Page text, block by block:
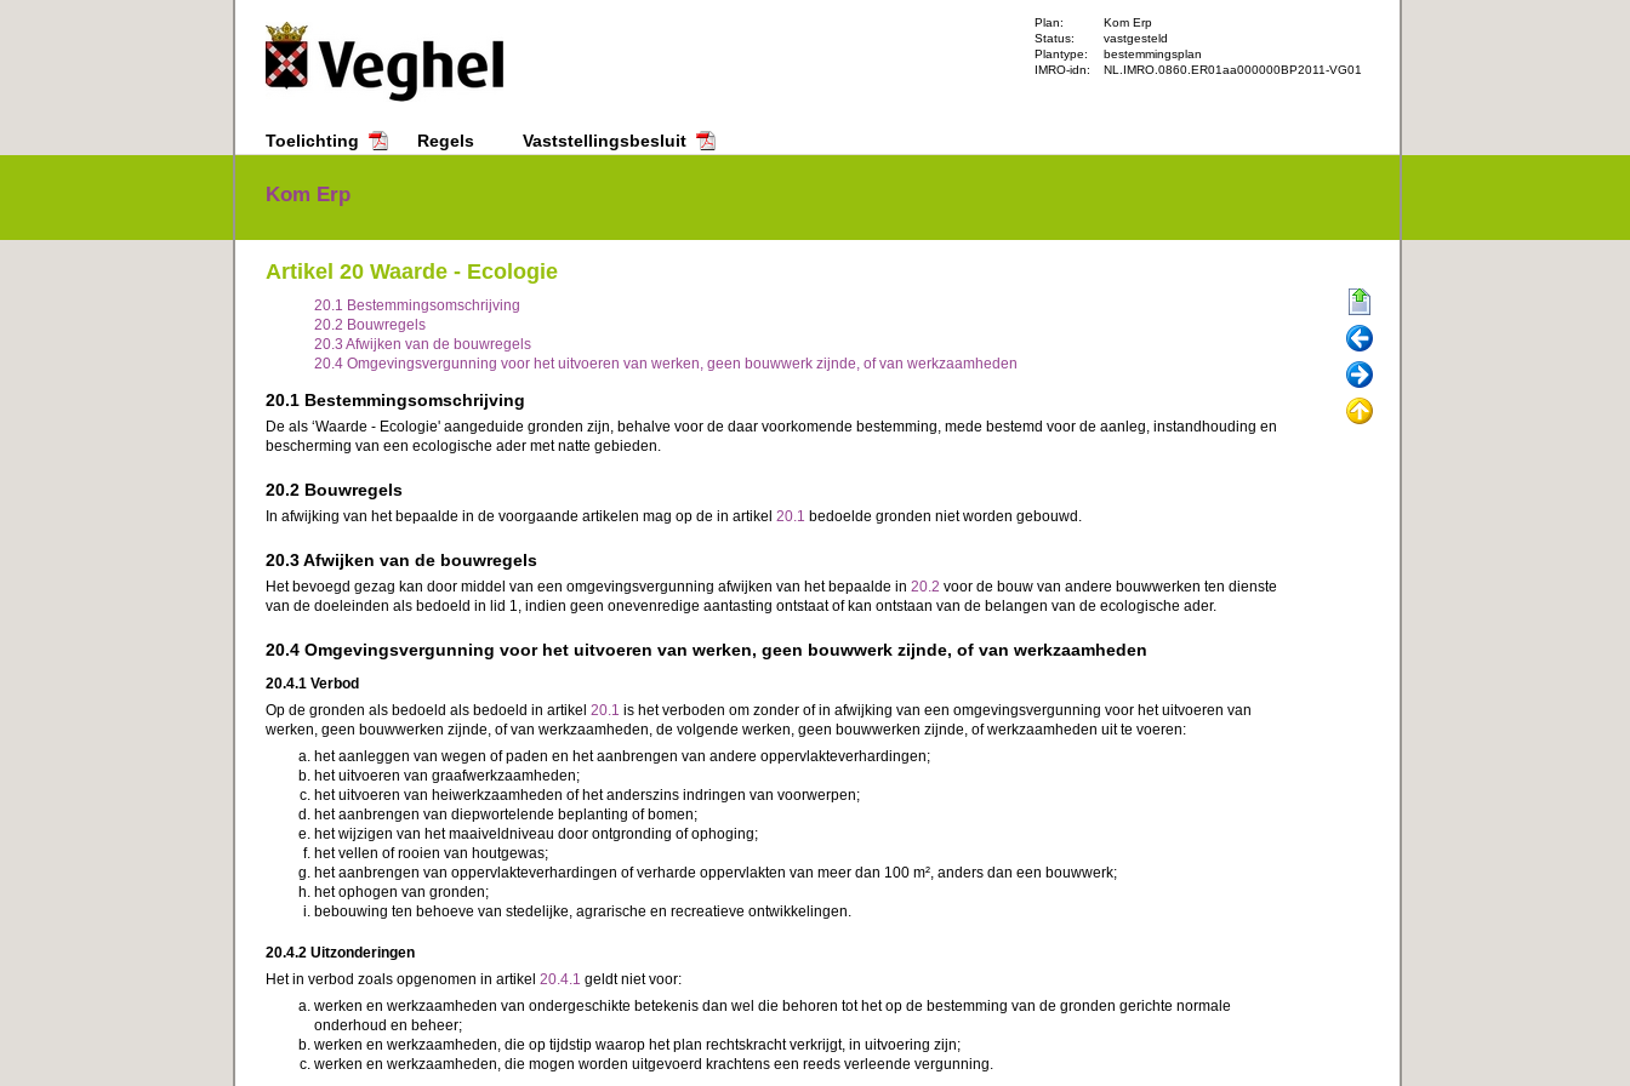
Kom Erp
Regels Hoofdstuk 2 Bestemmingsregels
Plan:
Kom Erp
Status:
vastgesteld
Plantype:
bestemmingsplan
IMRO-idn:
NL.IMRO.0860.ER01aa000000BP2011-VG01
Toelichting Regels Vaststellingsbesluit
Artikel 20 Waarde - Ecologie
20.1 Bestemmingsomschrijving
20.2 Bouwregels
20.3 Afwijken van de bouwregels
20.4 Omgevingsvergunning voor het uitvoeren van werken, geen bouwwerk zijnde, of van werkzaamheden
20.1 Bestemmingsomschrijving
De als ‘Waarde - Ecologie' aangeduide gronden zijn, behalve voor de daar voorkomende bestemming, mede bestemd voor de aanleg, instandhouding en
bescherming van een ecologische ader met natte gebieden.
20.2 Bouwregels
In afwijking van het bepaalde in de voorgaande artikelen mag op de in artikel 20.1 bedoelde gronden niet worden gebouwd.
20.3 Afwijken van de bouwregels
Het bevoegd gezag kan door middel van een omgevingsvergunning afwijken van het bepaalde in 20.2 voor de bouw van andere bouwwerken ten dienste
van de doeleinden als bedoeld in lid 1, indien geen onevenredige aantasting ontstaat of kan ontstaan van de belangen van de ecologische ader.
20.4 Omgevingsvergunning voor het uitvoeren van werken, geen bouwwerk zijnde, of van werkzaamheden
20.4.1 Verbod
Op de gronden als bedoeld als bedoeld in artikel 20.1 is het verboden om zonder of in afwijking van een omgevingsvergunning voor het uitvoeren van
werken, geen bouwwerken zijnde, of van werkzaamheden, de volgende werken, geen bouwwerken zijnde, of werkzaamheden uit te voeren:
het aanleggen van wegen of paden en het aanbrengen van andere oppervlakteverhardingen;
het uitvoeren van graafwerkzaamheden;
het uitvoeren van heiwerkzaamheden of het anderszins indringen van voorwerpen;
het aanbrengen van diepwortelende beplanting of bomen;
het wijzigen van het maaiveldniveau door ontgronding of ophoging;
het vellen of rooien van houtgewas;
het aanbrengen van oppervlakteverhardingen of verharde oppervlakten van meer dan 100 m², anders dan een bouwwerk;
het ophogen van gronden;
bebouwing ten behoeve van stedelijke, agrarische en recreatieve ontwikkelingen.
20.4.2 Uitzonderingen
Het in verbod zoals opgenomen in artikel 20.4.1 geldt niet voor:
werken en werkzaamheden van ondergeschikte betekenis dan wel die behoren tot het op de bestemming van de gronden gerichte normale
onderhoud en beheer;
werken en werkzaamheden, die op tijdstip waarop het plan rechtskracht verkrijgt, in uitvoering zijn;
werken en werkzaamheden, die mogen worden uitgevoerd krachtens een reeds verleende vergunning.